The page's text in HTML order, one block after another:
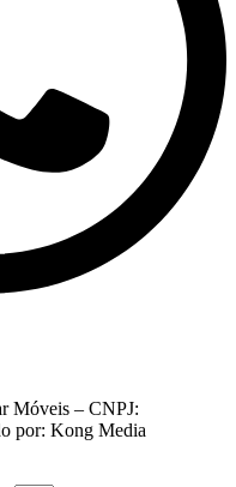
Móveis – CNPJ:
por: Kong Media